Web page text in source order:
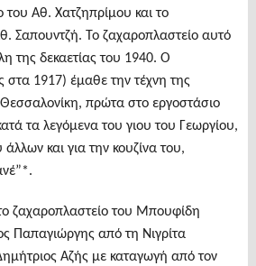
του Αθ. Χατζηπρίμου και το
Σαπουντζή. Το ζαχαροπλαστείο αυτό
της δεκαετίας του 1940. Ο
στα 1917) έμαθε την τέχνη της
πρώτα στο εργοστάσιο
τα λεγόμενα του γιου του Γεωργίου,
και για την κουζίνα του,
ζαχαροπλαστείο του Μπουφίδη
Παπαγιώργης από τη Νιγρίτα
Αζής με καταγωγή από τον